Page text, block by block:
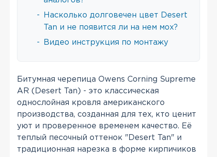
-
Насколько долговечен цвет Desert
Tan и не появится ли на нем мох?
- Видео инструкция по монтажу
Битумная черепица Owens Corning Supreme
AR (Desert Tan) - это классическая
однослойная кровля американского
производства, созданная для тех, кто ценит
уют и проверенное временем качество. Её
теплый песочный оттенок "Desert Tan" и
традиционная нарезка в форме кирпичиков